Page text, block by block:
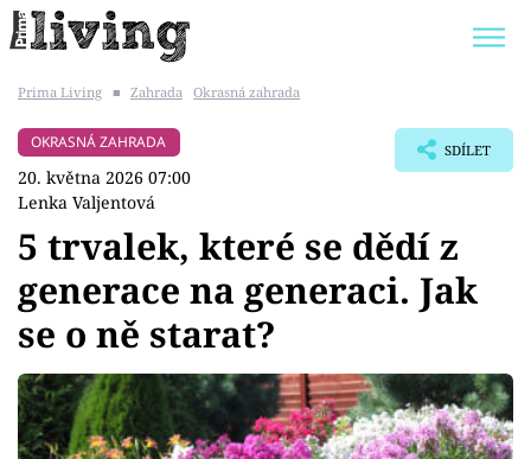
BYDLENÍ SLAVNÝCH
Témata
Bydlení
Zahrada
Prima Living ■ Zahrada Okrasná zahrada
OKRASNÁ ZAHRADA
20. května 2026 07:00
Lenka Valjentová
SDÍLET
5 trvalek, které se dědí z
generace na generaci. Jak
se o ně starat?